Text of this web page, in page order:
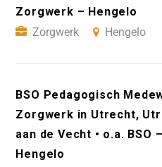
Zorgwerk – Hengelo
Zorgwerk
Hengelo
BSO Pedagogisch
Zorgwerk in Utrecht,
aan de Vecht • o.a. BSO
Hengelo